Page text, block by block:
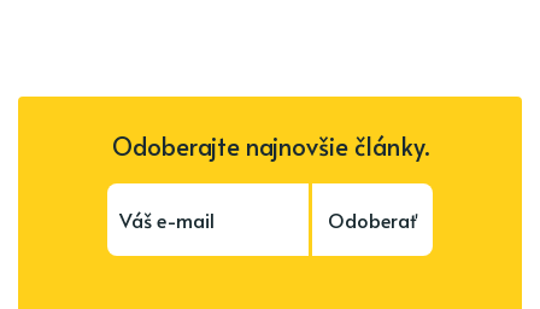
Odoberajte najnovšie články.
Odoberať